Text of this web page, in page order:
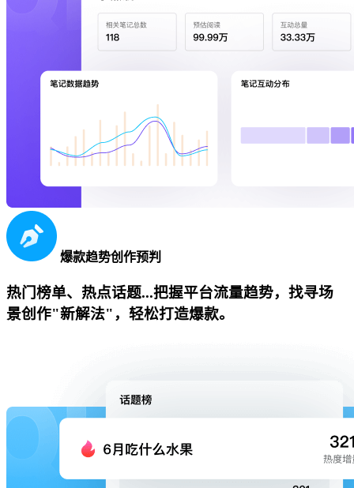
爆款趋势创作预判
热门榜单、热点话题...把握平台流量趋势，找寻场
景创作"新解法"，轻松打造爆款。